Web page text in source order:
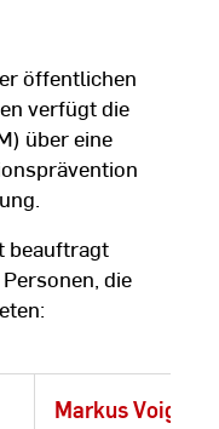
öffentlichen
verfügt die
über eine
beauftragt
die
Markus Voigt